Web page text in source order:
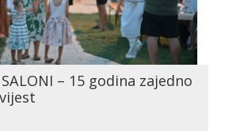
– 15 godina zajedno